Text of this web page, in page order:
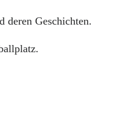
deren Geschichten.